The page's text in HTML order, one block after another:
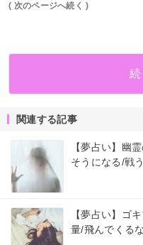
( 次のページへ続く )
続
関連する記事
【夢占い】幽
そうになる/戦
【夢占い】ゴ
量/飛んでくる